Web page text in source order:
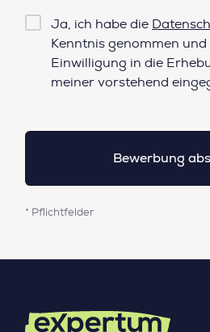
Checkbox
Datenschutz*
Ja, ich habe die
Kenntnis genommen und
Einwilligung in die
meiner vorstehend
* Pflichtfelder